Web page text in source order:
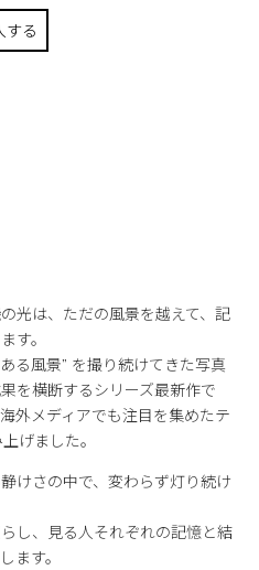
する
光は、ただの風景を越えて、記
す。
る風景” を撮り続けてきた写真
を横断するシリーズ最新作で
外メディアでも注目を集めたテ
げました。
けさの中で、変わらず灯り続け
し、見る人それぞれの記憶と結
ます。